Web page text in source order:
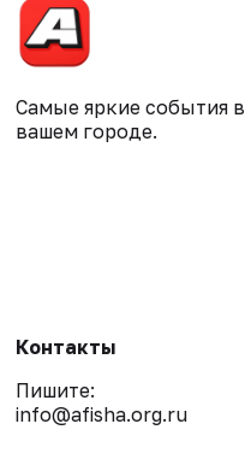
Самые яркие события в
вашем городе.
Контакты
Пишите:
info@afisha.org.ru